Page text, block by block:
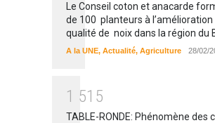
Le Conseil coton et anacarde
de 100 planteurs à l’amélioration
qualité de noix dans la région du
A la UNE, Actualité, Agriculture 28/02/
1 51 5
TABLE-RONDE: Phénomène des